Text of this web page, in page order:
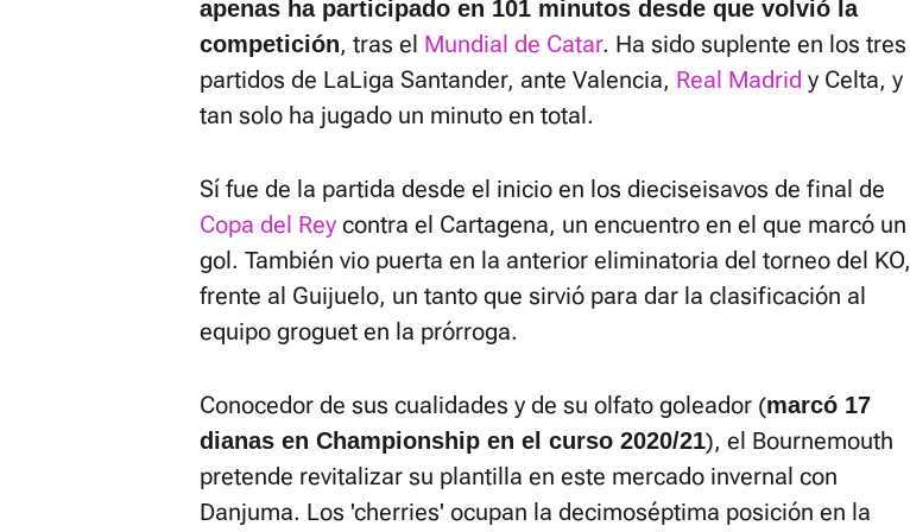
apenas ha participado en 101 minutos desde que volvió la
competición, tras el Mundial de Catar. Ha sido suplente en los tres
partidos de LaLiga Santander, ante Valencia, Real Madrid y Celta, y
tan solo ha jugado un minuto en total.
Sí fue de la partida desde el inicio en los dieciseisavos de final de
Copa del Rey contra el Cartagena, un encuentro en el que marcó un
gol. También vio puerta en la anterior eliminatoria del torneo del KO,
frente al Guijuelo, un tanto que sirvió para dar la clasificación al
equipo groguet en la prórroga.
Conocedor de sus cualidades y de su olfato goleador (marcó 17
dianas en Championship en el curso 2020/21), el Bournemouth
pretende revitalizar su plantilla en este mercado invernal con
Danjuma. Los 'cherries' ocupan la decimoséptima posición en la